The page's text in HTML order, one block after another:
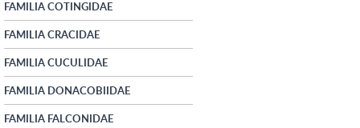
FAMILIA COTINGIDAE
FAMILIA CRACIDAE
FAMILIA CUCULIDAE
FAMILIA DONACOBIIDAE
FAMILIA FALCONIDAE